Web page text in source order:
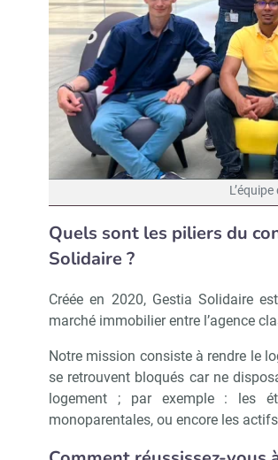
Quels sont les piliers du
Solidaire ?
Créée en 2020, Gestia Solidaire
marché immobilier entre l’agence
Notre mission consiste à rendre le
se retrouvent bloqués car ne
logement ; par exemple : les
monoparentales, ou encore les